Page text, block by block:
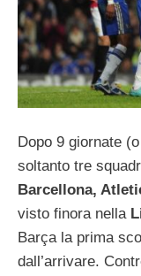
Dopo 9 giornate
soltanto tre
Barcellona,
visto finora nella
Barça la prima
dall’arrivare.